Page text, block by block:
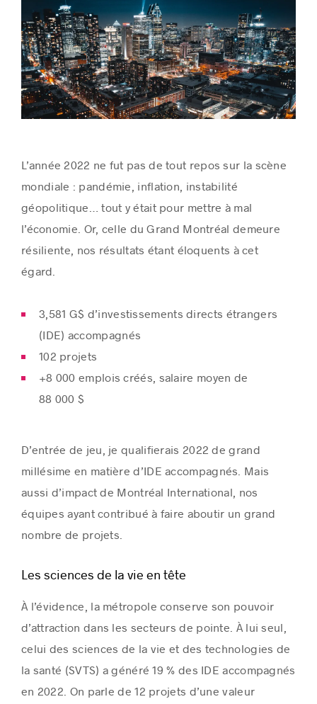
L’année 2022 ne fut pas de tout repos sur la scène
mondiale : pandémie, inflation, instabilité
géopolitique… tout y était pour mettre à mal
l’économie. Or, celle du Grand Montréal demeure
résiliente, nos résultats étant éloquents à cet
égard.
3,581 G$ d’investissements directs étrangers
(IDE) accompagnés
102 projets
+8 000 emplois créés, salaire moyen de
88 000 $
D’entrée de jeu, je qualifierais 2022 de grand
millésime en matière d’IDE accompagnés. Mais
aussi d’impact de Montréal International, nos
équipes ayant contribué à faire aboutir un grand
nombre de projets.
Les sciences de la vie en tête
À l’évidence, la métropole conserve son pouvoir
d’attraction dans les secteurs de pointe. À lui seul,
celui des sciences de la vie et des technologies de
la santé (SVTS) a généré 19 % des IDE accompagnés
en 2022. On parle de 12 projets d’une valeur